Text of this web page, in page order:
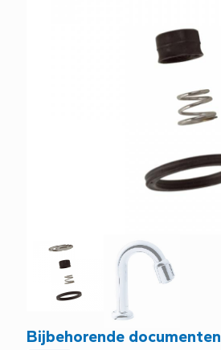
Bijbehorende documenten